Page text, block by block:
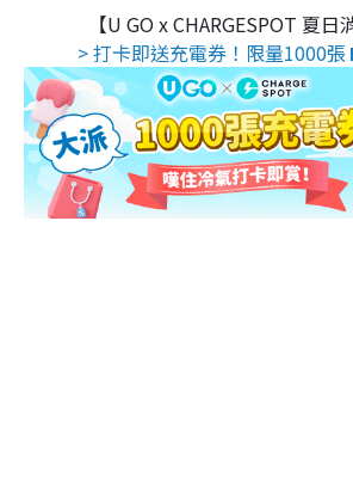
【U GO x CHARGESPOT 夏日
> 打卡即送充電券！限量1000張